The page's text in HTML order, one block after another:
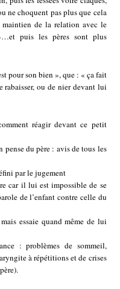
ne choquent pas plus que cela
maintien de la relation avec le
puis les pères sont plus
pour son bien », que : « ça fait
rabaisser, ou de nier devant lui
réagir devant ce petit
du père : avis de tous les
par le jugement
car il lui est impossible de se
de l’enfant contre celle du
essaie quand même de lui
: problèmes de sommeil,
à répétitions et de crises